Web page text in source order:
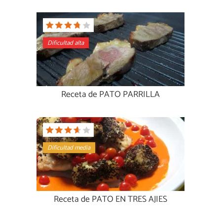
Dificultad alta
Receta de PATO PARRILLA
Dificultad media
Receta de PATO EN TRES AJIES